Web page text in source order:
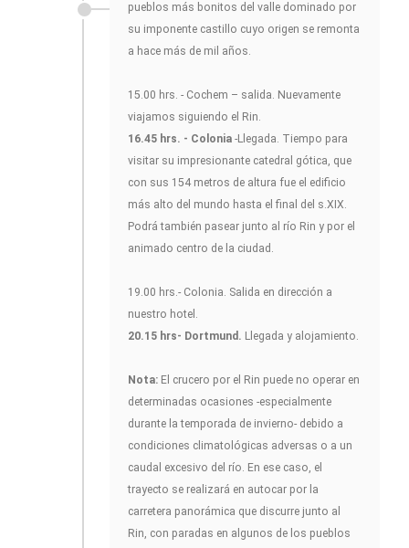
pueblos más bonitos del valle dominado por
su imponente castillo cuyo origen se remonta
a hace más de mil años.
15.00 hrs. - Cochem – salida. Nuevamente
viajamos siguiendo el Rin.
16.45 hrs. - Colonia -Llegada. Tiempo para
visitar su impresionante catedral gótica, que
con sus 154 metros de altura fue el edificio
más alto del mundo hasta el final del s.XIX.
Podrá también pasear junto al río Rin y por el
animado centro de la ciudad.
19.00 hrs.- Colonia. Salida en dirección a
nuestro hotel.
20.15 hrs- Dortmund. Llegada y alojamiento.
Nota: El crucero por el Rin puede no operar en
determinadas ocasiones -especialmente
durante la temporada de invierno- debido a
condiciones climatológicas adversas o a un
caudal excesivo del río. En ese caso, el
trayecto se realizará en autocar por la
carretera panorámica que discurre junto al
Rin, con paradas en algunos de los pueblos